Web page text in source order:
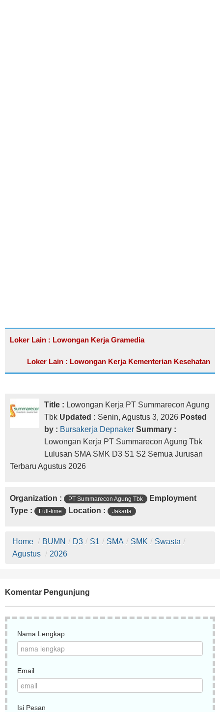
Loker Lain : Lowongan Kerja Gramedia
Loker Lain : Lowongan Kerja Kementerian Kesehatan
Title : Lowongan Kerja PT Summarecon Agung
Tbk Updated : Senin, Agustus 3, 2026 Posted
by : Bursakerja Depnaker Summary :
Lowongan Kerja PT Summarecon Agung Tbk
Lulusan SMA SMK D3 S1 S2 Semua Jurusan
Terbaru Agustus 2026
Organization : PT Summarecon Agung Tbk
Employment
Type :
Full-time Location : Jakarta
Home / BUMN / D3 / S1 / SMA / SMK / Swasta /
Agustus / 2026
Komentar Pengunjung
Nama Lengkap
Email
Isi Pesan